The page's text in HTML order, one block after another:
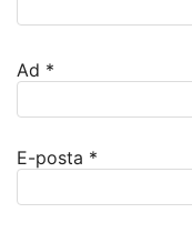
Ad *
E-posta *